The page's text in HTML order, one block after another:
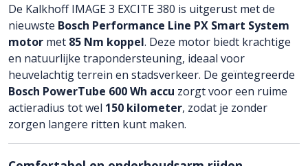
De Kalkhoff IMAGE 3 EXCITE 380 is uitgerust met de
nieuwste Bosch Performance Line PX Smart System
motor met 85 Nm koppel. Deze motor biedt krachtige
en natuurlijke trapondersteuning, ideaal voor
heuvelachtig terrein en stadsverkeer. De geïntegreerde
Bosch PowerTube 600 Wh accu zorgt voor een ruime
actieradius tot wel 150 kilometer, zodat je zonder
zorgen langere ritten kunt maken.